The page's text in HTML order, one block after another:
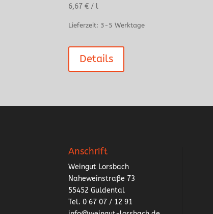
6,67€ / l
Lieferzeit: 3-5 Werktage
Details
Anschrift
Weingut Lorsbach
Naheweinstraße 73
55452 Guldental
Tel. 0 67 07 / 12 91